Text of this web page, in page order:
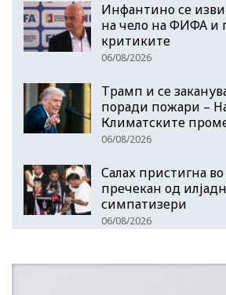
Инфантино се
на чело на ФИФА и
критиките
06/08/2026
Трамп и се
поради пожари –
Климатските
06/08/2026
Салах пристигна
пречекан од
симпатизери
06/08/2026